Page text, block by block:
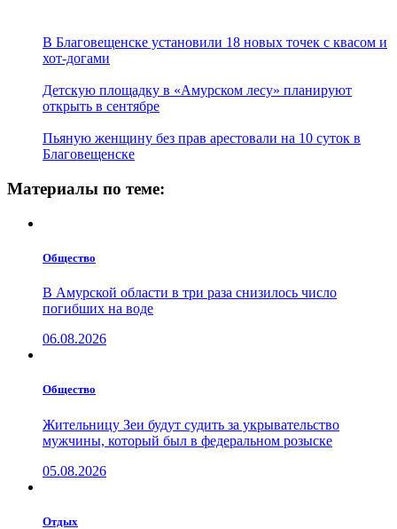
В Благовещенске установили 18 новых точек с квасом и
хот-догами
Детскую площадку в «Амурском лесу» планируют
открыть в сентябре
Пьяную женщину без прав арестовали на 10 суток в
Благовещенске
Материалы по теме:
Общество
В Амурской области в три раза снизилось число
погибших на воде
06.08.2026
Общество
Жительницу Зеи будут судить за укрывательство
мужчины, который был в федеральном розыске
05.08.2026
Отдых